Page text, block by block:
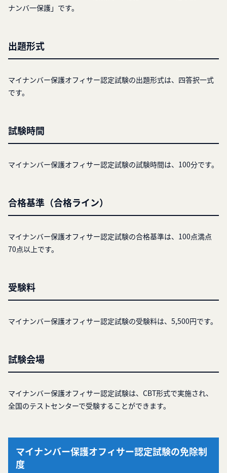
ナンバ一保護」です。
出題形式
マイナンバー保護オフィサー認定試験の出題形式は、四答択一式
です。
試験時間
マイナンバー保護オフィサー認定試験の試験時間は、100分です。
合格基準（合格ライン）
マイナンバー保護オフィサー認定試験の合格基準は、100点満点
70点以上です。
受験料
マイナンバー保護オフィサー認定試験の受験料は、5,500円です。
試験会場
マイナンバー保護オフィサー認定試験は、CBT形式で実施され、
全国のテストセンターで受験することができます。
マイナンバー保護オフィサー認定試験の免除制
度